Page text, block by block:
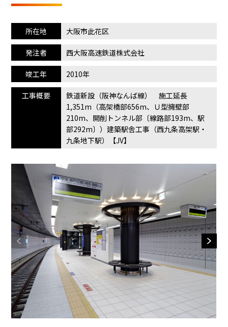
所在地 大阪市此花区
発注者 西大阪高速鉄道株式会社
竣工年 2010年
工事概要
鉄道新設（阪神なんば線） 施工延長
1,351m（高架橋部656m、Ｕ型擁壁部
210m、開削トンネル部〔線路部193m、駅
部292m〕）建築駅舎工事（西九条高架駅・
九条地下駅）【JV】